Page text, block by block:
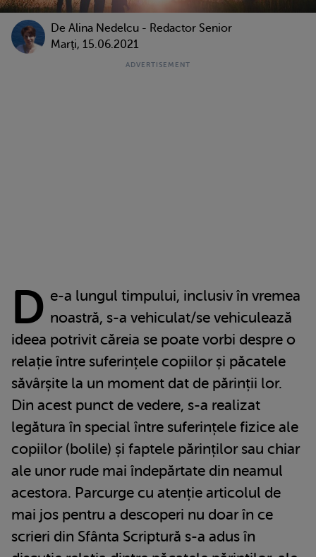
De Alina Nedelcu - Redactor Senior
Marţi, 15.06.2021
D e-a lungul timpului, inclusiv în vremea
noastră, s-a vehiculat/se vehiculează
ideea potrivit căreia se poate vorbi despre o
relație între suferințele copiilor și păcatele
săvârșite la un moment dat de părinții lor.
Din acest punct de vedere, s-a realizat
legătura în special între suferințele fizice ale
copiilor (bolile) și faptele părinților sau chiar
ale unor rude mai îndepărtate din neamul
acestora. Parcurge cu atenție articolul de
mai jos pentru a descoperi nu doar în ce
scrieri din Sfânta Scriptură s-a adus în